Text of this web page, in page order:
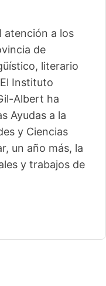
del Instituto
Albert
de Mirra
Pakito Baeza
-500’
Juan Gil-
trece